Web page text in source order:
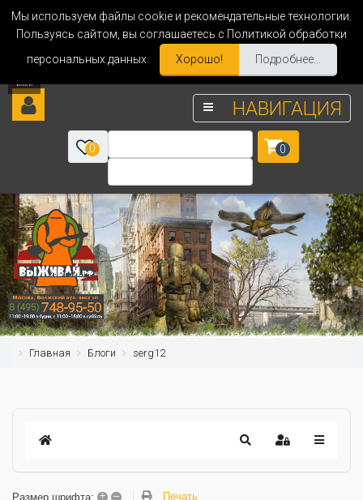
Мы используем файлы cookie и рекомендательные технологии.
Пользуясь сайтом, вы соглашаетесь с Политикой обработки
персональных данных.
Хорошо! Подробнее...
НАВИГАЦИЯ
0 0
Главная Блоги serg12
Размер шрифта: + – Печать